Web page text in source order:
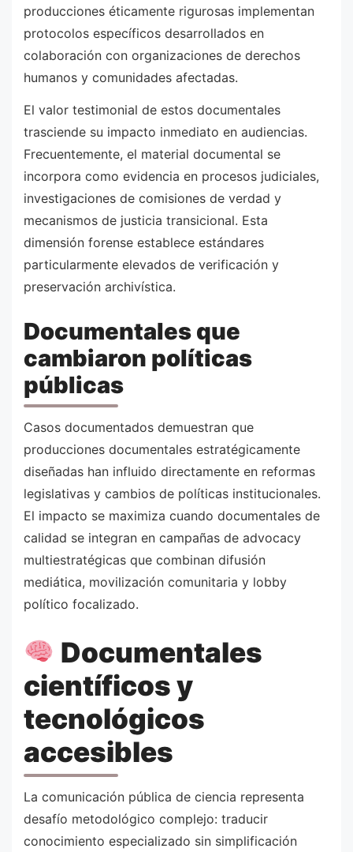
producciones éticamente rigurosas implementan
protocolos específicos desarrollados en
colaboración con organizaciones de derechos
humanos y comunidades afectadas.
El valor testimonial de estos documentales
trasciende su impacto inmediato en audiencias.
Frecuentemente, el material documental se
incorpora como evidencia en procesos judiciales,
investigaciones de comisiones de verdad y
mecanismos de justicia transicional. Esta
dimensión forense establece estándares
particularmente elevados de verificación y
preservación archivística.
Documentales que
cambiaron políticas
públicas
Casos documentados demuestran que
producciones documentales estratégicamente
diseñadas han influido directamente en reformas
legislativas y cambios de políticas institucionales.
El impacto se maximiza cuando documentales de
calidad se integran en campañas de advocacy
multiestratégicas que combinan difusión
mediática, movilización comunitaria y lobby
político focalizado.
Documentales
científicos y
tecnológicos
accesibles
La comunicación pública de ciencia representa
desafío metodológico complejo: traducir
conocimiento especializado sin simplificación